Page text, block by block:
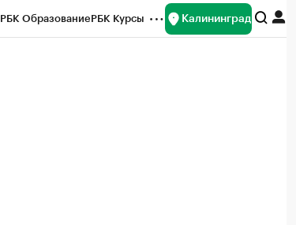
РБК ОбразованиеРБК Курсы Калининград